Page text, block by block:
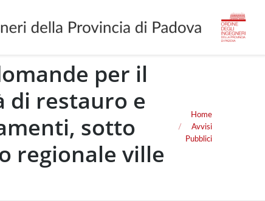
per il
di restauro e
sotto
regionale ville
You are here:
Home
Avvisi
Pubblici